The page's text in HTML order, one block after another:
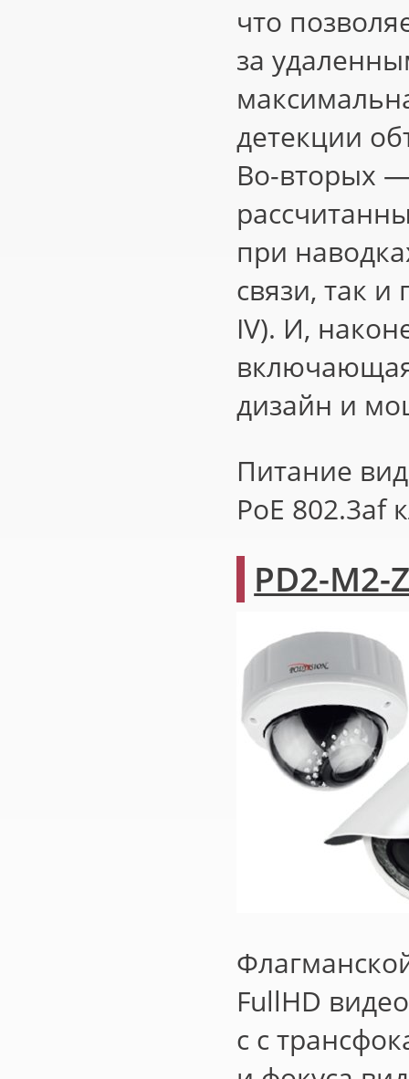
что
за
детекции
Во-вторых
при
связи, так
IV). И,
дизайн и
Питание
PoE 802.3af
PD2-M2-
FullHD
с с